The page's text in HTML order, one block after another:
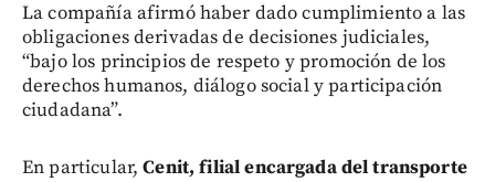
La compañía afirmó haber dado cumplimiento a las
obligaciones derivadas de decisiones judiciales,
“bajo los principios de respeto y promoción de los
derechos humanos, diálogo social y participación
ciudadana”.
En particular,Cenit, filial encargada del transporte